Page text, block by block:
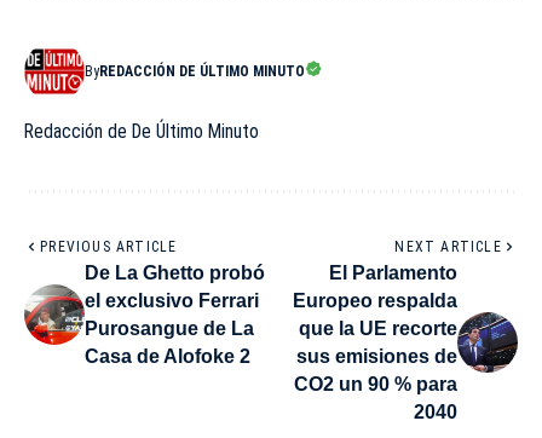
ByREDACCIÓN DE ÚLTIMO MINUTO
Redacción de De Último Minuto
PREVIOUS ARTICLE
De La Ghetto probó
el exclusivo Ferrari
Purosangue de La
Casa de Alofoke 2
NEXT ARTICLE
El Parlamento
Europeo respalda
que la UE recorte
sus emisiones de
CO2 un 90 % para
2040